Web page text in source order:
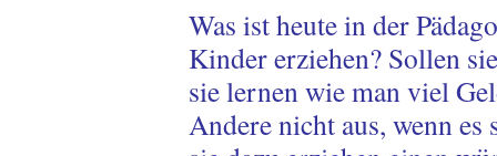
Was ist heute in der
Kinder erziehen? Sollen
sie lernen wie man viel
Andere nicht aus, wenn